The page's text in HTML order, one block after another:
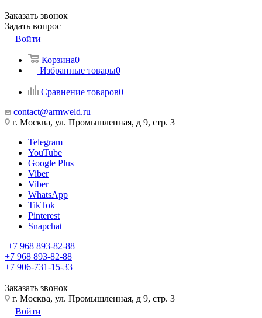
Заказать звонок
Задать вопрос
Войти
Корзина0
Избранные товары0
Сравнение товаров0
contact@armweld.ru
г. Москва, ул. Промышленная, д 9, стр. 3
Telegram
YouTube
Google Plus
Viber
Viber
WhatsApp
TikTok
Pinterest
Snapchat
+7 968 893-82-88
+7 968 893-82-88
+7 906-731-15-33
Заказать звонок
г. Москва, ул. Промышленная, д 9, стр. 3
Войти